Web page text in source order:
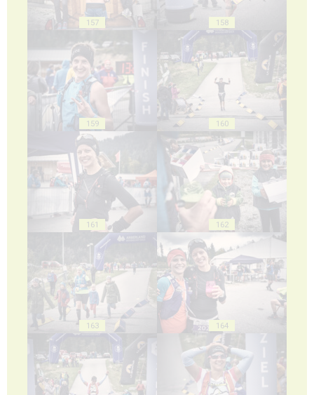
157 158
159 160
161 162
163 164